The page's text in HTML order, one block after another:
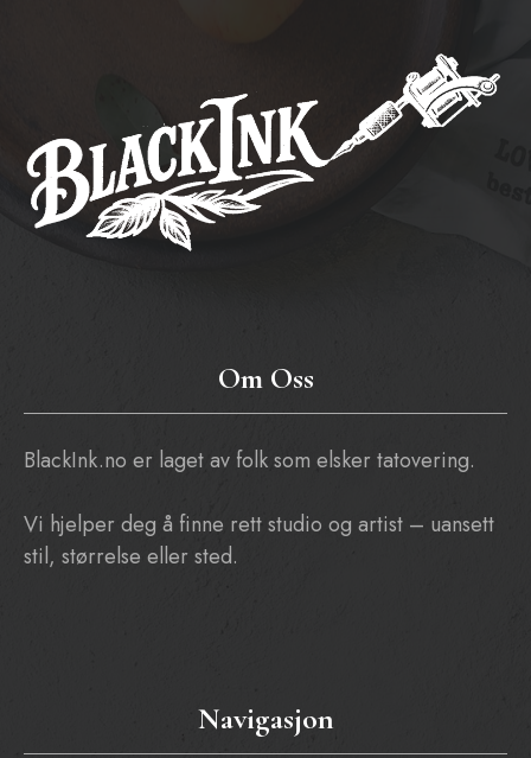
Om Oss
BlackInk.no er laget av folk som elsker tatovering.
Vi hjelper deg å finne rett studio og artist – uansett
stil, størrelse eller sted.
Navigasjon